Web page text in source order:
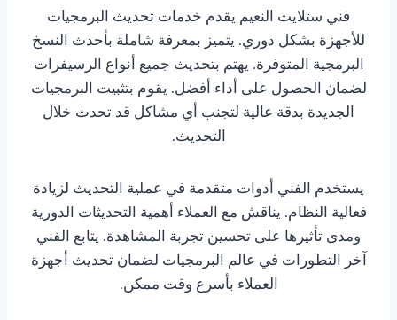
فني ستلايت النعيم يقدم خدمات تحديث البرمجيات
للأجهزة بشكل دوري. يتميز بمعرفة شاملة بأحدث النسخ
البرمجية المتوفرة. يهتم بتحديث جميع أنواع الرسيفرات
لضمان الحصول على أداء أفضل. يقوم بتثبيت البرمجيات
الجديدة بدقة عالية لتجنب أي مشاكل قد تحدث خلال
التحديث.
يستخدم الفني أدوات متقدمة في عملية التحديث لزيادة
فعالية النظام. يناقش مع العملاء أهمية التحديثات الدورية
ومدى تأثيرها على تحسين تجربة المشاهدة. يتابع الفني
آخر التطورات في عالم البرمجيات لضمان تحديث أجهزة
العملاء بأسرع وقت ممكن.